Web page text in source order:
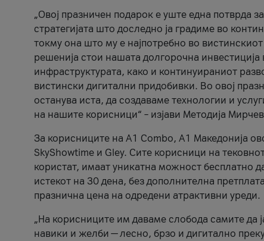
„Овој празничен подарок е уште една потврда
стратегијата што доследно ја градиме во
токму она што му е најпотребно во
решенија стои нашата долгорочна
инфраструктурата, како и континуираниот
вистински дигитални придобивки. Во овој
останува иста, да создаваме технологии и
на нашите корисници“ – изјави Методија
За корисниците на A1 Combo, А1 Македонија
SkyShowtime и Gley. Сите корисници на
користат, имаат уникатна можност бесплатно
истекот на 30 дена, без дополнителна
празнична цена на одредени атрактивни уреди.
„На корисниците им даваме слобода самите да
навики и желби — лесно, брзо и дигитално